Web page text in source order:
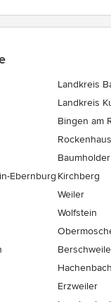
Landkreis
Landkreis
Bingen am
Baumholder
Ebernburg Kirchberg
Weiler
Wolfstein
Hachenbach
Erzweiler